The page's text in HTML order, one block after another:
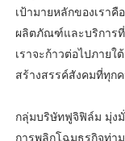
เป้ามายหลักของเรา
ผลิตภัณฑ์และบริการที่
เราจะก้าวต่อไปภาย
สร้างสรรค์สังคมที่ทุก
กลุ่มบริษัทฟูจิฟิล์ม มุ่ง
การพลิกโฉมธุรกิจท่า